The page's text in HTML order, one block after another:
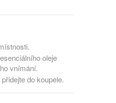
oleje
vnímání.
do koupele.